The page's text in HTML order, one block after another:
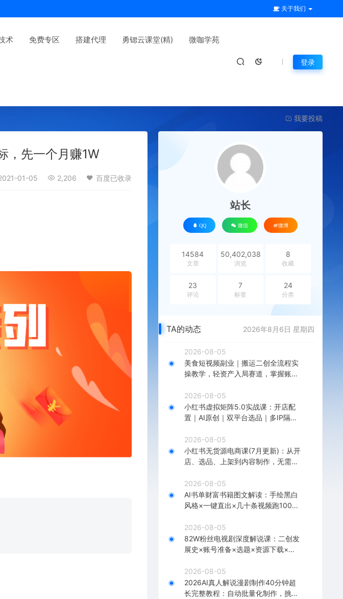
关于我们
术 免费专区 搭建代理 勇锶云课堂(精) 微咖学苑
登录
我要投稿
，先一个月赚1W
01-05 2,206 百度已收录
站长
QQ 微信 微博
14584
文章
50,402,038
浏览
8
收藏
23
评论
7
标签
24
分类
TA的动态 2026年8月6日 星期四
2026-08-05
美食短视频副业｜搬运二创全流程实
操教学，轻资产入局赛道，掌握账号
2026-08-05
小红书虚拟矩阵5.0实战课：开店配
置｜AI原创｜双平台选品｜多IP隔离
2026-08-05
小红书无货源电商课(7月更新)：从开
店、选品、上架到内容制作，无需囤
2026-08-05
AI书单财富书籍图文解读：手绘黑白
风格×一键直出×几十条视频跑1000
2026-08-05
82W粉丝电视剧深度解说课：二创发
展史×账号准备×选题×资源下载×爆
2026-08-05
2026AI真人解说漫剧制作40分钟超
长完整教程：自动批量化制作，挑战